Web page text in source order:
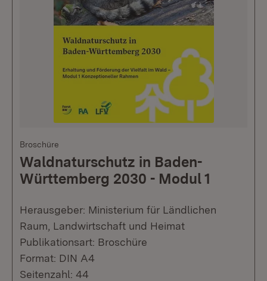
Broschüre
Waldnaturschutz in Baden-
Württemberg 2030 - Modul 1
Herausgeber: Ministerium für Ländlichen
Raum, Landwirtschaft und Heimat
Publikationsart: Broschüre
Format: DIN A4
Seitenzahl: 44